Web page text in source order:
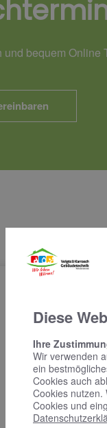
bequem Online
Diese
Ihre
Wir verwenden
ein
Cookies auch
Cookies nutzen.
Cookies und